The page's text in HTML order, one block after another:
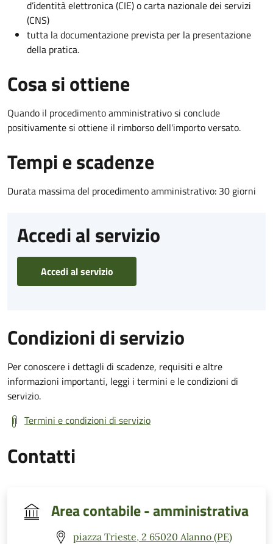
d’identità elettronica (CIE) o carta nazionale dei servizi
(CNS)
tutta la documentazione prevista per la presentazione
della pratica.
Cosa si ottiene
Quando il procedimento amministrativo si conclude
positivamente si ottiene il rimborso dell'importo versato.
Tempi e scadenze
Durata massima del procedimento amministrativo: 30 giorni
Accedi al servizio
Accedi al servizio
Condizioni di servizio
Per conoscere i dettagli di scadenze, requisiti e altre
informazioni importanti, leggi i termini e le condizioni di
servizio.
Termini e condizioni di servizio
Contatti
Area contabile - amministrativa
piazza Trieste, 2 65020 Alanno (PE)